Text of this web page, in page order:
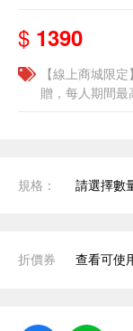
$ 1390
【線上商城限
贈，每人期間最
規格： 請選擇數
折價券 查看可使